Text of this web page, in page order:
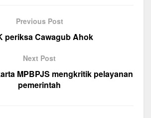
gr
a
m
Previous Post
periksa Cawagub Ahok
Next Post
MPBPJS mengkritik pelayanan
pemerintah